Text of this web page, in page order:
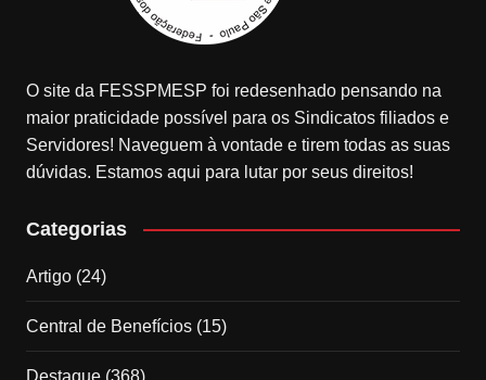
O site da FESSPMESP foi redesenhado pensando na
maior praticidade possível para os Sindicatos filiados e
Servidores! Naveguem à vontade e tirem todas as suas
dúvidas. Estamos aqui para lutar por seus direitos!
Categorias
Artigo(24)
Central de Benefícios(15)
Destaque(368)